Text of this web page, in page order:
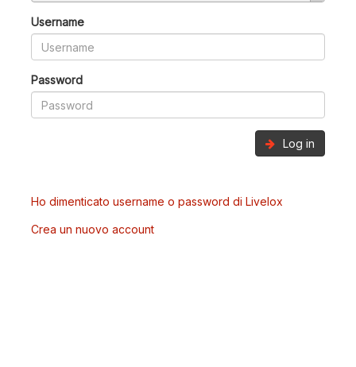
Username
Password
Log in
Ho dimenticato username o password di Livelox
Crea un nuovo account